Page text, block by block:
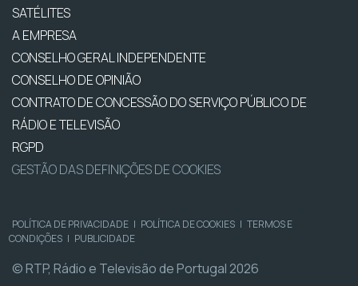
SATÉLITES
A EMPRESA
CONSELHO GERAL INDEPENDENTE
CONSELHO DE OPINIÃO
CONTRATO DE CONCESSÃO DO SERVIÇO PÚBLICO DE
RÁDIO E TELEVISÃO
RGPD
GESTÃO DAS DEFINIÇÕES DE COOKIES
POLÍTICA DE PRIVACIDADE | POLÍTICA DE COOKIES | TERMOS E
CONDIÇÕES | PUBLICIDADE
© RTP, Rádio e Televisão de Portugal 2026